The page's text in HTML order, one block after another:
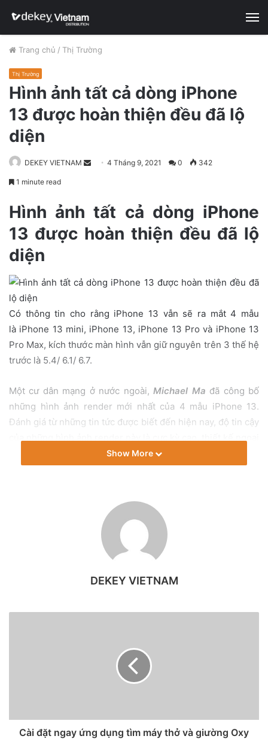
Trang chủ / Thị Trường
Thị Trường
Hình ảnh tất cả dòng iPhone
13 được hoàn thiện đều đã lộ
diện
DEKEY VIETNAM
d
n
a
4 Tháng 9, 2021 0 342
1 minute read
Hình ảnh tất cả dòng iPhone
13 được hoàn thiện đều đã lộ
diện
Có thông tin cho rằng iPhone 13 vẫn sẽ ra mắt 4 mẫu
là iPhone 13 mini, iPhone 13, iPhone 13 Pro và iPhone 13
Pro Max, kích thước màn hình vẫn giữ nguyên trên 3 thế hệ
trước là 5.4/ 6.1/ 6.7.
Một cư dân mạng ở nước ngoài,Michael Ma đã công bố
những hình ảnh render mới nhất của 4 mẫu iPhone 13.
Đánh giá từ những tin tức được biết đến hiện nay, độ tin cậy
hình cuối cùng về cơ bản đã được hoàn thiện.
Show More
DEKEY VIETNAM
Cài đặt ngay ứng dụng tìm máy thở và giường Oxy